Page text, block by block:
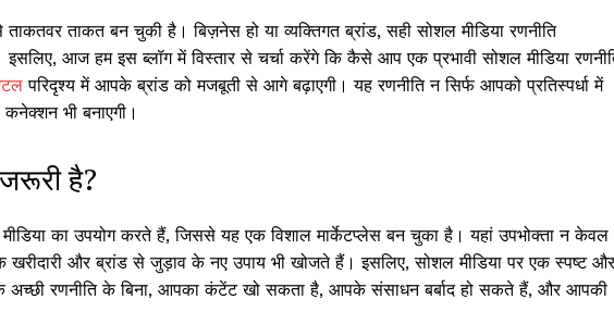
ताकत बन चुकी है। बिज़नेस हो या व्यक्तिगत ब्रांड, सही सोशल मीडिया रणनीति
इसलिए, आज हम इस ब्लॉग में विस्तार से चर्चा करेंगे कि कैसे आप एक प्रभावी सोशल मीडिया
परिदृश्य में आपके ब्रांड को मजबूती से आगे बढ़ाएगी। यह रणनीति न सिर्फ आपको प्रतिस्पर्धा में
भी बनाएगी।
है?
का उपयोग करते हैं, जिससे यह एक विशाल मार्केटप्लेस बन चुका है। यहां उपभोक्ता न केवल
और ब्रांड से जुड़ाव के नए उपाय भी खोजते हैं। इसलिए, सोशल मीडिया पर एक स्पष्ट और
एक अच्छी रणनीति के बिना, आपका कंटेंट खो सकता है, आपके संसाधन बर्बाद हो सकते हैं, और आपकी